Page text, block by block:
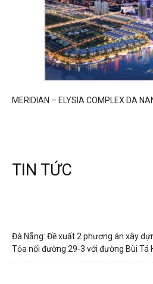
MERIDIAN – ELYSIA COMPLEX DA
TIN TỨC
Đà Nẵng: Đề xuất 2 phương án xây
Tỏa nối đường 29-3 với đường Bùi Tá